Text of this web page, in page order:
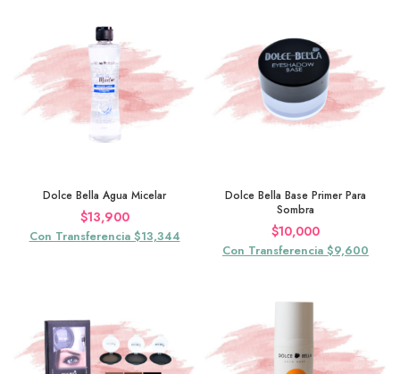
Dolce Bella Agua Micelar
$13,900
Con Transferencia $13,344
Dolce Bella Base Primer Para
Sombra
$10,000
Con Transferencia $9,600